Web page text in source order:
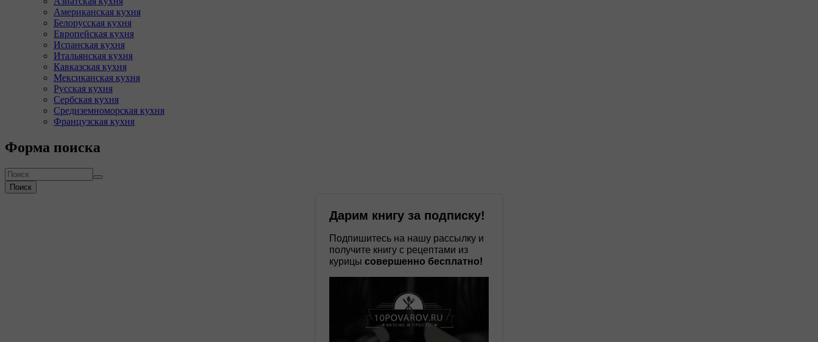
Американская кухня
Белорусская кухня
Европейская кухня
Испанская кухня
Итальянская кухня
Кавказская кухня
Мексиканская кухня
Русская кухня
Сербская кухня
Средиземноморская кухня
Французская кухня
Форма поиска
Поиск
Дарим книгу за подписку!
Подпишитесь на нашу рассылку и
получите книгу с рецептами из
курицы совершенно бесплатно!